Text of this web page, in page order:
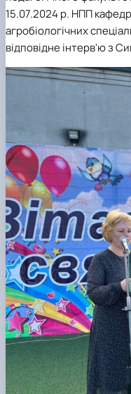
15.07.2024 р. НПП
агробіологічних
відповідне інтерв'ю з